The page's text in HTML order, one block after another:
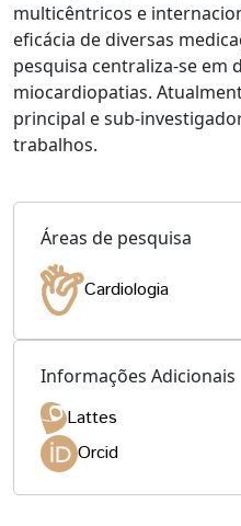
multicêntricos e
eficácia de diversas
pesquisa centraliza-se em
miocardiopatias.
principal e sub-
trabalhos.
Áreas de pesquisa
Cardiologia
Informações Adicionais
Lattes
Orcid